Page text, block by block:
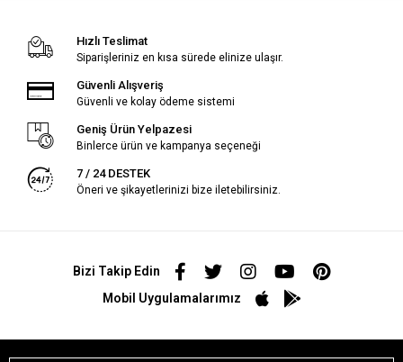
Hızlı Teslimat
Siparişleriniz en kısa sürede elinize ulaşır.
Güvenli Alışveriş
Güvenli ve kolay ödeme sistemi
Geniş Ürün Yelpazesi
Binlerce ürün ve kampanya seçeneği
7 / 24 DESTEK
Öneri ve şikayetlerinizi bize iletebilirsiniz.
Bizi Takip Edin
Mobil Uygulamalarımız